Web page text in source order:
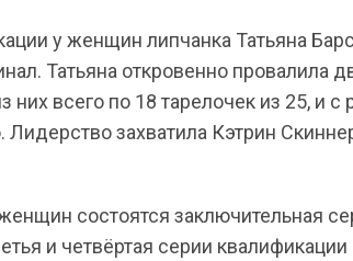
у женщин липчанка Татьяна
Татьяна откровенно провалила
них всего по 18 тарелочек из 25, и
Лидерство захватила Кэтрин
состоятся заключительная
и четвёртая серии